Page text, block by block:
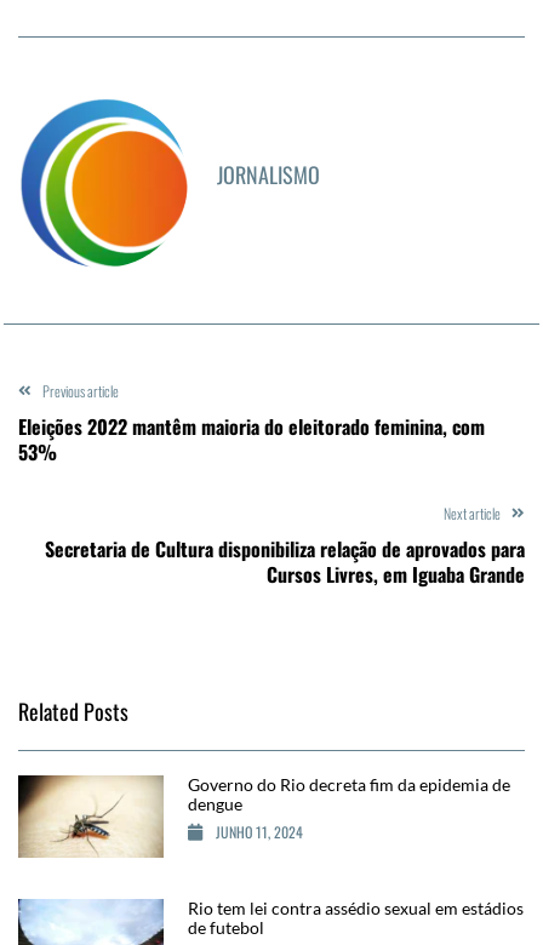
JORNALISMO
Previous article
Eleições 2022 mantêm maioria do eleitorado feminina, com
53%
Next article
Secretaria de Cultura disponibiliza relação de aprovados para
Cursos Livres, em Iguaba Grande
Related Posts
Governo do Rio decreta fim da epidemia de
dengue
JUNHO 11, 2024
Rio tem lei contra assédio sexual em estádios
de futebol